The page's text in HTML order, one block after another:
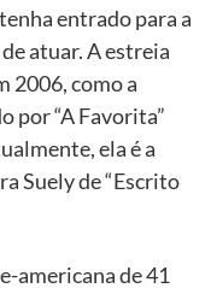
entrado para a
atuar. A estreia
2006, como a
por “A Favorita”
ela é a
Suely de “Escrito
americana de 41